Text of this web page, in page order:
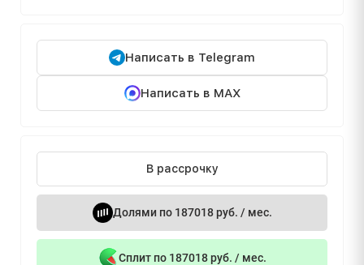
Написать в Telegram
Написать в MAX
В рассрочку
Долями по 187018 руб. / мес.
Сплит по 187018 руб. / мес.